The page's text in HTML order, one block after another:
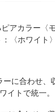
アカラー〈
〈ホワイト〉